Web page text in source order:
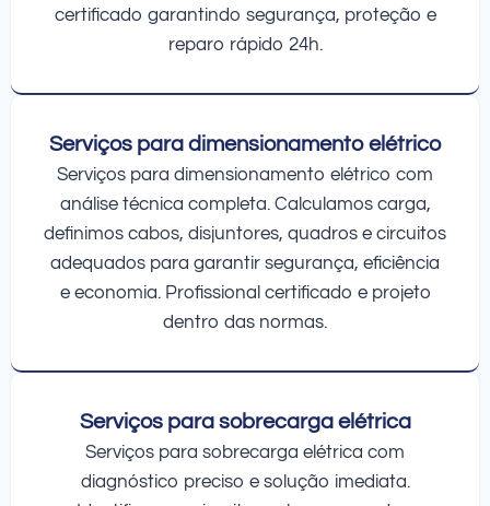
certificado garantindo segurança, proteção e
reparo rápido 24h.
Serviços para dimensionamento elétrico
Serviços para dimensionamento elétrico com
análise técnica completa. Calculamos carga,
definimos cabos, disjuntores, quadros e circuitos
adequados para garantir segurança, eficiência
e economia. Profissional certificado e projeto
dentro das normas.
Serviços para sobrecarga elétrica
Serviços para sobrecarga elétrica com
diagnóstico preciso e solução imediata.